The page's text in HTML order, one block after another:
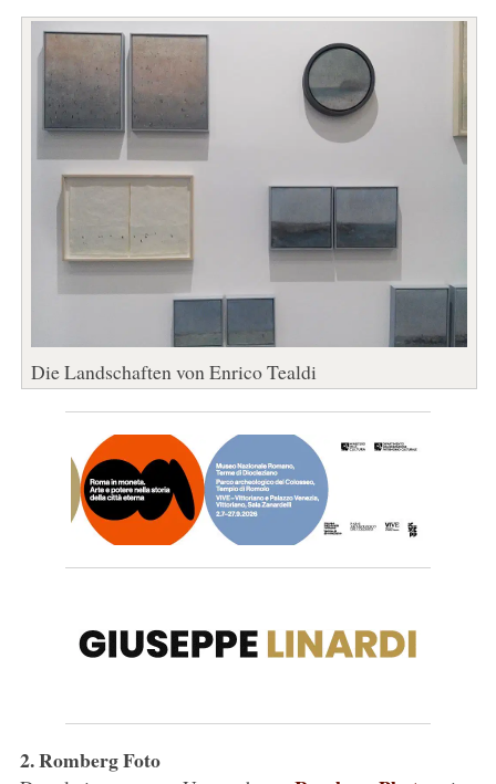
Die Landschaften von Enrico Tealdi
2. Romberg Foto